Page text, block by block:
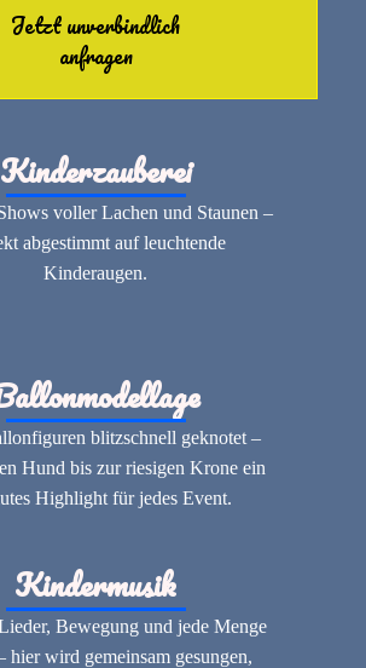
Jetzt unverbindlich
anfragen
Kinderzauberei
voller Lachen und Staunen –
abgestimmt auf leuchtende
Kinderaugen.
blitzschnell geknotet –
Hund bis zur riesigen Krone ein
Highlight für jedes Event.
Kindermusik
Bewegung und jede Menge
hier wird gemeinsam gesungen,